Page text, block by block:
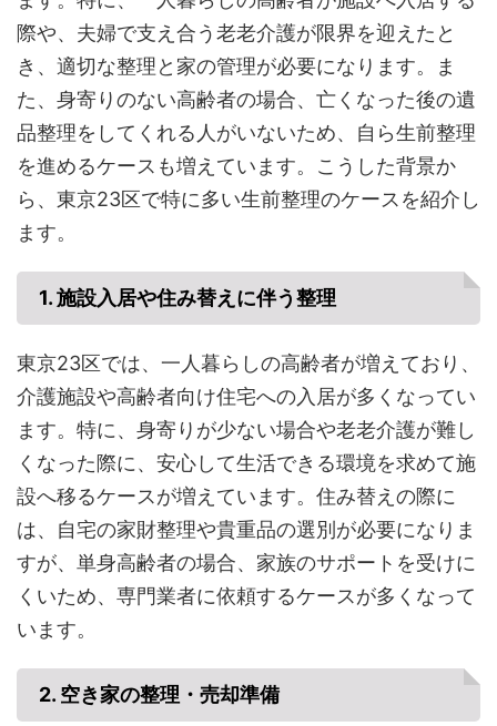
際や、夫婦で支え合う老老介護が限界を迎えたと
き、適切な整理と家の管理が必要になります。ま
た、身寄りのない高齢者の場合、亡くなった後の遺
品整理をしてくれる人がいないため、自ら生前整理
を進めるケースも増えています。こうした背景か
ら、東京23区で特に多い生前整理のケースを紹介し
ます。
1. 施設入居や住み替えに伴う整理
東京23区では、一人暮らしの高齢者が増えており、
介護施設や高齢者向け住宅への入居が多くなってい
ます。特に、身寄りが少ない場合や老老介護が難し
くなった際に、安心して生活できる環境を求めて施
設へ移るケースが増えています。住み替えの際に
は、自宅の家財整理や貴重品の選別が必要になりま
すが、単身高齢者の場合、家族のサポートを受けに
くいため、専門業者に依頼するケースが多くなって
います。
2. 空き家の整理・売却準備